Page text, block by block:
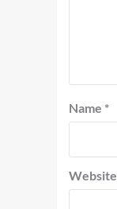
Name *
Website